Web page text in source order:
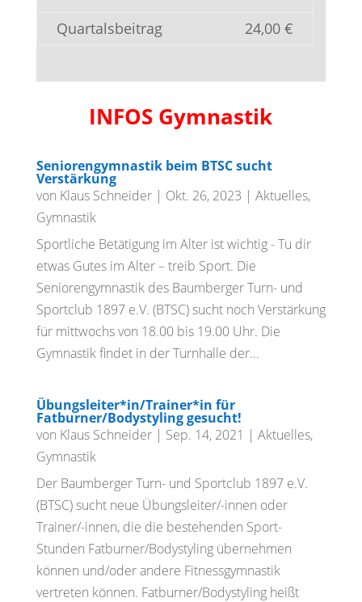
Quartalsbeitrag 24,00 €
INFOS Gymnastik
Seniorengymnastik beim BTSC sucht
Verstärkung
von Klaus Schneider| Okt. 26, 2023 | Aktuelles,
Gymnastik
Sportliche Betätigung im Alter ist wichtig - Tu dir
etwas Gutes im Alter – treib Sport. Die
Seniorengymnastik des Baumberger Turn- und
Sportclub 1897 e.V. (BTSC) sucht noch Verstärkung
für mittwochs von 18.00 bis 19.00 Uhr. Die
Gymnastik findet in der Turnhalle der...
Übungsleiter*in/Trainer*in für
Fatburner/Bodystyling gesucht!
von Klaus Schneider| Sep. 14, 2021 | Aktuelles,
Gymnastik
Der Baumberger Turn- und Sportclub 1897 e.V.
(BTSC) sucht neue Übungsleiter/-innen oder
Trainer/-innen, die die bestehenden Sport-
Stunden Fatburner/Bodystyling übernehmen
können und/oder andere Fitnessgymnastik
vertreten können. Fatburner/Bodystyling heißt